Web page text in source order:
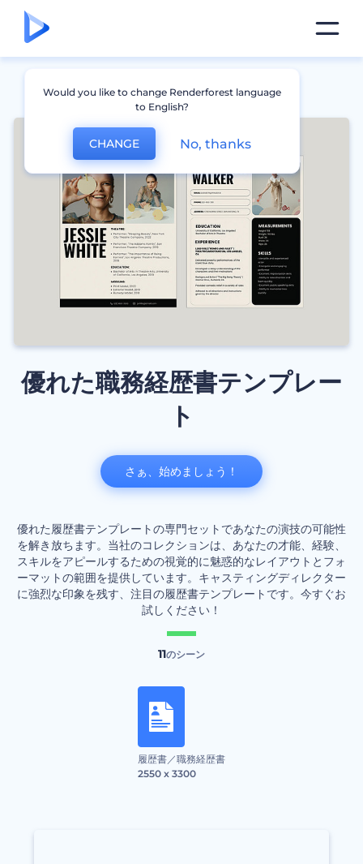
優れた職務経歴書テンプレー
ト
優れた履歴書テンプレートの専門セットであなたの演技の可能性
を解き放ちます。当社のコレクションは、あなたの才能、経験、
スキルをアピールするための視覚的に魅惑的なレイアウトとフォ
ーマットの範囲を提供しています。キャスティングディレクター
に強烈な印象を残す、注目の履歴書テンプレートです。今すぐお
試しください！
11のシーン
履歴書／職務経歴書
2550 x 3300
さぁ、始めましょう！
Would you like to change Renderforest language
to English?
CHANGE No, thanks